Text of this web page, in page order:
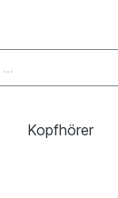
Kopfhörer